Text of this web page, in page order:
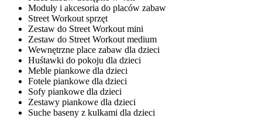
Moduły i akcesoria do placów zabaw
Street Workout sprzęt
Zestaw do Street Workout mini
Zestaw do Street Workout medium
Wewnętrzne place zabaw dla dzieci
Huśtawki do pokoju dla dzieci
Meble piankowe dla dzieci
Fotele piankowe dla dzieci
Sofy piankowe dla dzieci
Zestawy piankowe dla dzieci
Suche baseny z kulkami dla dzieci